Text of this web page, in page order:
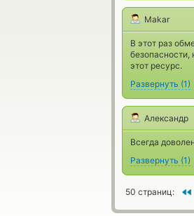
Makar
В этот раз
этот ресурс.
Развернуть (1)
Александр
Всегда
Развернуть (1)
50 страниц: